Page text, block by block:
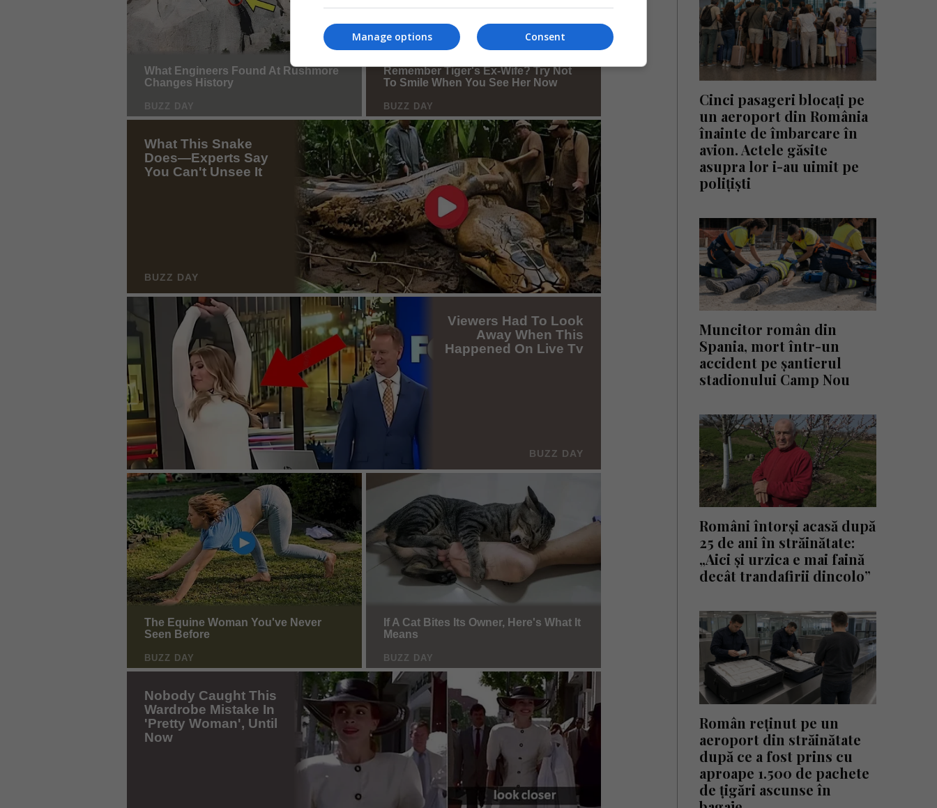
Cinci pasageri blocați pe
un aeroport din România
înainte de îmbarcare în
avion. Actele găsite
asupra lor i-au uimit pe
polițiști
Muncitor român din
Spania, mort într-un
accident pe șantierul
stadionului Camp Nou
Români întorși acasă după
25 de ani în străinătate:
„Aici și urzica e mai faină
decât trandafirii dincolo”
Român reținut pe un
aeroport din străinătate
după ce a fost prins cu
aproape 1.500 de pachete
de țigări ascunse în
Consent
Manage options